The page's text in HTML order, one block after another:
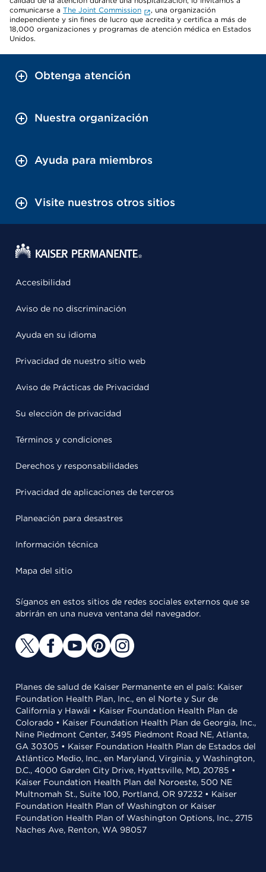
comunicarse a The Joint Commission
, una organización
independiente y sin fines de lucro que acredita y certifica a más de
18,000 organizaciones y programas de atención médica en Estados
Unidos.
Obtenga atención
Nuestra organización
Ayuda para miembros
Visite nuestros otros sitios
Accesibilidad
Aviso de no discriminación
Ayuda en su idioma
Privacidad de nuestro sitio web
Aviso de Prácticas de Privacidad
Su elección de privacidad
Términos y condiciones
Derechos y responsabilidades
Privacidad de aplicaciones de terceros
Planeación para desastres
Información técnica
Mapa del sitio
Síganos en estos sitios de redes sociales externos que se
abrirán en una nueva ventana del navegador.
Planes de salud de Kaiser Permanente en el país: Kaiser
Foundation Health Plan, Inc., en el Norte y Sur de
California y Hawái • Kaiser Foundation Health Plan de
Colorado • Kaiser Foundation Health Plan de Georgia, Inc.,
Nine Piedmont Center, 3495 Piedmont Road NE, Atlanta,
GA 30305 • Kaiser Foundation Health Plan de Estados del
Atlántico Medio, Inc., en Maryland, Virginia, y Washington,
D.C., 4000 Garden City Drive, Hyattsville, MD, 20785 •
Kaiser Foundation Health Plan del Noroeste, 500 NE
Multnomah St., Suite 100, Portland, OR 97232 • Kaiser
Foundation Health Plan of Washington or Kaiser
Foundation Health Plan of Washington Options, Inc., 2715
Naches Ave, Renton, WA 98057